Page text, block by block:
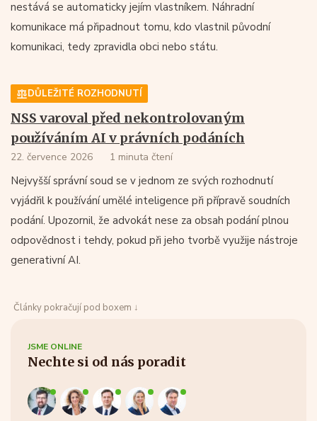
nestává se automaticky jejím vlastníkem. Náhradní
komunikace má připadnout tomu, kdo vlastnil původní
komunikaci, tedy zpravidla obci nebo státu.
DŮLEŽITÉ ROZHODNUTÍ
NSS varoval před nekontrolovaným
používáním AI v právních podáních
22. července 2026 1 minuta čtení
Nejvyšší správní soud se v jednom ze svých rozhodnutí
vyjádřil k používání umělé inteligence při přípravě soudních
podání. Upozornil, že advokát nese za obsah podání plnou
odpovědnost i tehdy, pokud při jeho tvorbě využije nástroje
generativní AI.
Články pokračují pod boxem ↓
JSME ONLINE
Nechte si od nás poradit